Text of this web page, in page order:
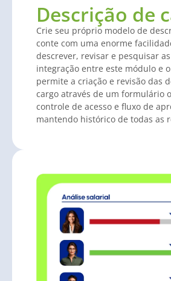
Descrição de
Crie seu próprio modelo de
conte com uma enorme
descrever, revisar e pesquisar
integração entre este módulo e
permite a criação e revisão das
cargo através de um formulário
controle de acesso e fluxo de
mantendo histórico de todas as